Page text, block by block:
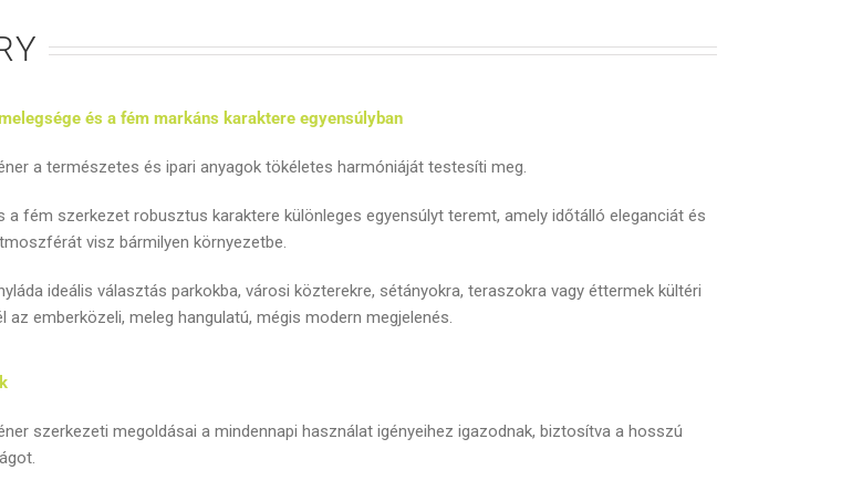
és a fém markáns karaktere egyensúlyban
a természetes és ipari anyagok tökéletes harmóniáját testesíti meg.
a fém szerkezet robusztus karaktere különleges egyensúlyt teremt, amely időtálló eleganciát és
visz bármilyen környezetbe.
ideális választás parkokba, városi közterekre, sétányokra, teraszokra vagy éttermek kültéri
az emberközeli, meleg hangulatú, mégis modern megjelenés.
szerkezeti megoldásai a mindennapi használat igényeihez igazodnak, biztosítva a hosszú